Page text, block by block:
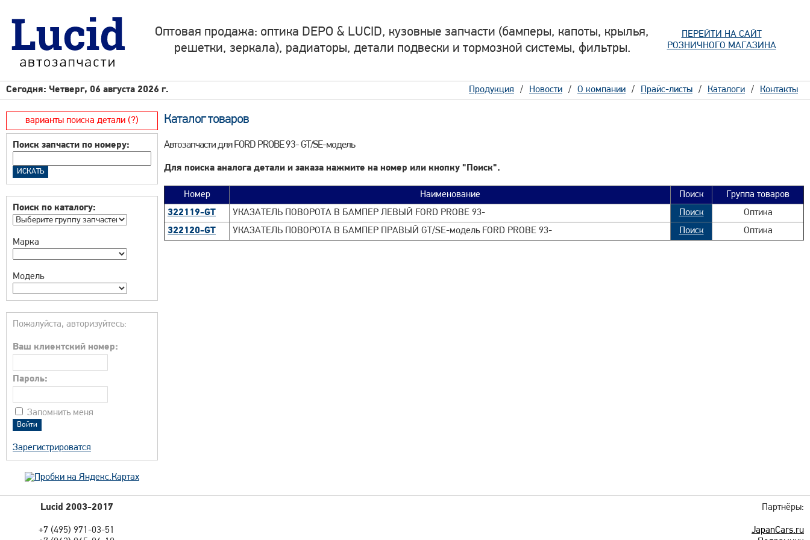
Оптовая продажа: оптика DEPO & LUCID, кузовные запчасти (бамперы, капоты, крылья,
решетки, зеркала), радиаторы, детали подвески и тормозной системы, фильтры.
ПЕРЕЙТИ НА САЙТ
РОЗНИЧНОГО МАГАЗИНА
Сегодня: Четверг, 06 августа 2026 г. Продукция Новости О компании Прайс-листы Каталоги Контакты
варианты поиска детали (?)
Поиск запчасти по номеру:
Поиск по каталогу:
Марка
Модель
Пожалуйста, авторизуйтесь:
Ваш клиентский номер:
Пароль:
Запомнить меня
Зарегистрироватся
Каталог товаров
Автозапчасти для FORD PROBE 93- GT/SE-модель
Для поиска аналога детали и заказа нажмите на номер или кнопку "Поиск".
Номер Наименование Поиск
Группа товаров
322119-GT
УКАЗАТЕЛЬ ПОВОРОТА В БАМПЕР ЛЕВЫЙ FORD PROBE 93- Поиск
Оптика
322120-GT
УКАЗАТЕЛЬ ПОВОРОТА В БАМПЕР ПРАВЫЙ GT/SE-модель FORD PROBE 93- Поиск Оптика
Lucid 2003-2017
+7 (495) 971-03-51
Партнёры:
JapanCars.ru